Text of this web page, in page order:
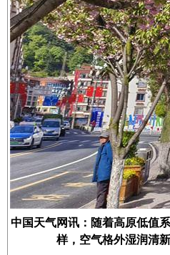
中国天气网讯：随着高原低值
样，空气格外湿润清